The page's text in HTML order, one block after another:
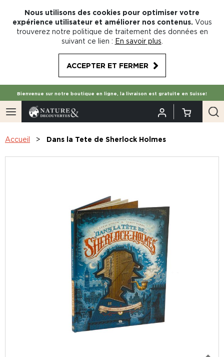
Nous utilisons des cookies pour optimiser votre
expérience utilisateur et améliorer nos contenus. Vous
trouverez notre politique de traitement des données en
suivant ce lien : En savoir plus
ACCEPTER ET FERMER
Bienvenue sur notre boutique en ligne, la livraison est gratuite en Suisse!
Accueil Dans la Tete de Sherlock Holmes